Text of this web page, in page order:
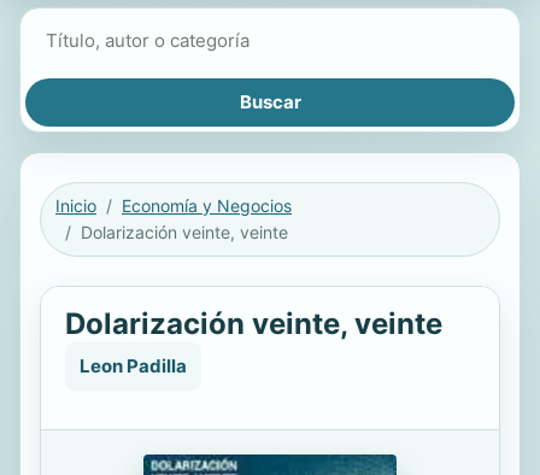
Inicio
Economía y Negocios
Dolarización veinte, veinte
Dolarización veinte, veinte
Leon Padilla